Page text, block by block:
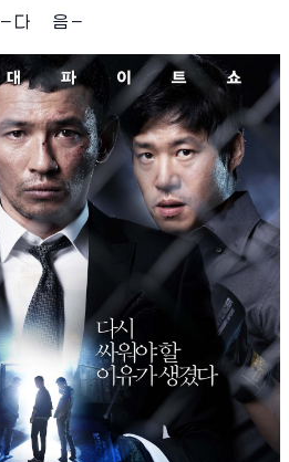
– 다 음 –